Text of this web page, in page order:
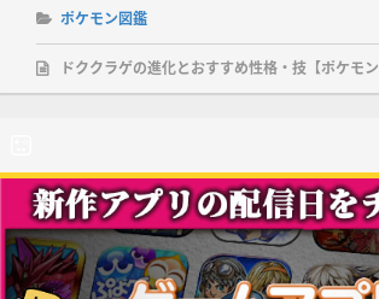
ポケモン図鑑
ドククラゲの進化とおすすめ性格・技【ポケモン